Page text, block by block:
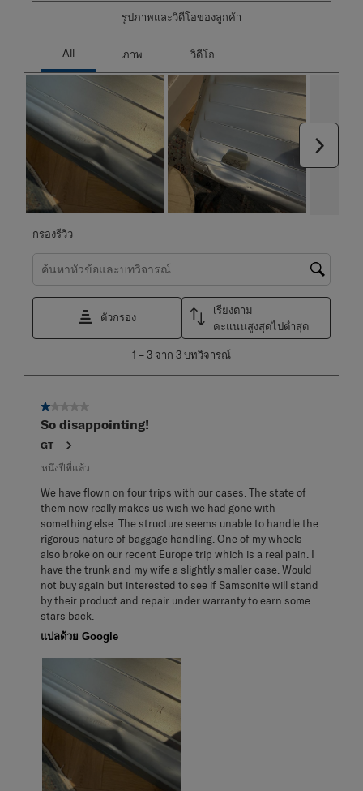
รูปภาพและวิดีโอของลูกค้า
กรองรีวิว
ค้นหาหัวข้อและตรวจสอบภูมิภาคการค้นหา
ตัวกรอง
เรียงตาม
คะแนนสูงสุดไปต่ำสุด
3
วิจารณ์
1 –3 จาก 3บทวิจารณ์
1 จาก 5 ดาว
So disappointing!
GT
หนึ่งปีที่แล้ว
We have flown on four trips with our cases. The state of
them now really makes us wish we had gone with
something else. The structure seems unable to handle the
rigorous nature of baggage handling. One of my wheels
also broke on our recent Europe trip which is a real pain. I
have the trunk and my wife a slightly smaller case. Would
not buy again but interested to see if Samsonite will stand
by their product and repair under warranty to earn some
stars back.
แปลด้วย Google